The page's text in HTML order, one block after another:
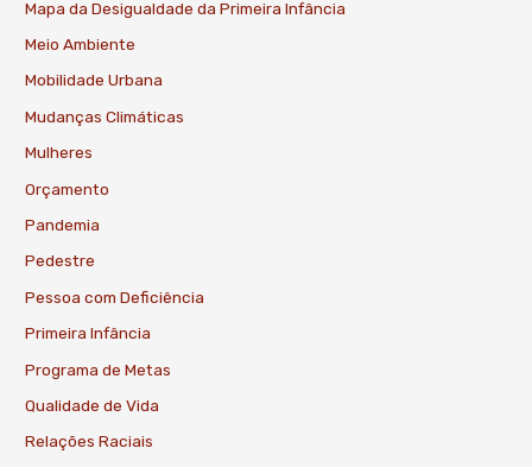
Mapa da Desigualdade da Primeira Infância
Meio Ambiente
Mobilidade Urbana
Mudanças Climáticas
Mulheres
Orçamento
Pandemia
Pedestre
Pessoa com Deficiência
Primeira Infância
Programa de Metas
Qualidade de Vida
Relações Raciais